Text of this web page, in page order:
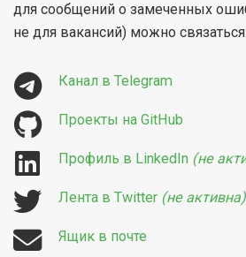
для сообщений о замеченных
не для вакансий) можно
Канал в Telegram
Проекты на GitHub
Профиль в LinkedIn (не
Лента в Twitter (не активна)
Ящик в почте